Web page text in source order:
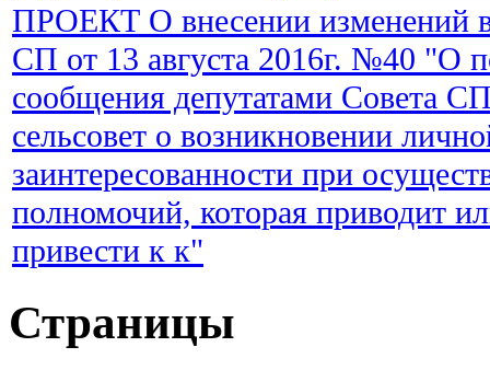
ПРОЕКТ О внесении изменений
СП от 13 августа 2016г. №40 "О
сообщения депутатами Совета
сельсовет о возникновении
заинтересованности при
полномочий, которая приводит
привести к к"
Страницы